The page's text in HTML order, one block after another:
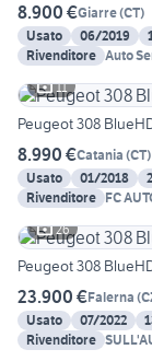
8.900 €Giarre(CT)
Usato
06/2019
Rivenditore Auto
11
Peugeot 308
8.990 €Catania (CT)
Usato
01/2018
Rivenditore FC
26
Peugeot 308
23.900 €Falerna (
Usato
07/2022
Rivenditore